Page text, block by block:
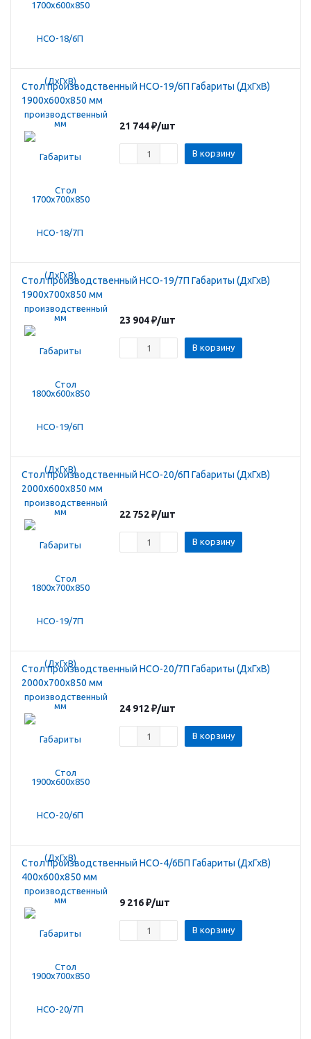
Стол производственный HCO-19/6П Габариты (ДхГхВ)
1900х600х850 мм
21 744₽/шт
В корзину
Стол производственный HCO-19/7П Габариты (ДхГхВ)
1900х700х850 мм
23 904₽/шт
В корзину
Стол производственный HCO-20/6П Габариты (ДхГхВ)
2000х600х850 мм
22 752₽/шт
В корзину
Стол производственный HCO-20/7П Габариты (ДхГхВ)
2000х700х850 мм
24 912₽/шт
В корзину
Стол производственный HCO-4/6БП Габариты (ДхГхВ)
400х600х850 мм
9 216₽/шт
В корзину